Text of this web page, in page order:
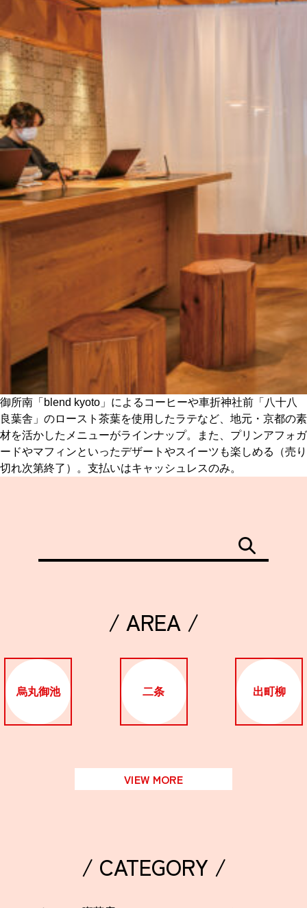
御所南「blend kyoto」によるコーヒーや車折神社前「八十八
良葉舎」のロースト茶葉を使用したラテなど、地元・京都の素
材を活かしたメニューがラインナップ。また、プリンアフォガ
ードやマフィンといったデザートやスイーツも楽しめる（売り
切れ次第終了）。支払いはキャッシュレスのみ。
/ AREA /
烏丸御池 二条 出町柳
VIEW MORE
/ CATEGORY /